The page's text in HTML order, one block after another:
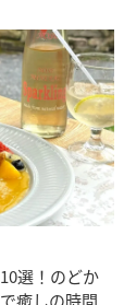
選！のどか
癒しの時間